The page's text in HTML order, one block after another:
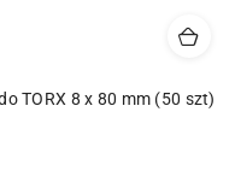
TORX 8 x 80 mm (50 szt)